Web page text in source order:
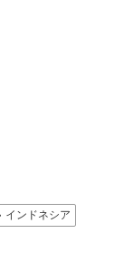
インドネシア